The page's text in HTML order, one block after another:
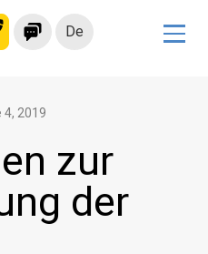
De
4, 2019
zur
der